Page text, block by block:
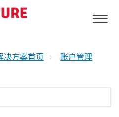
决方案首页
账户管理